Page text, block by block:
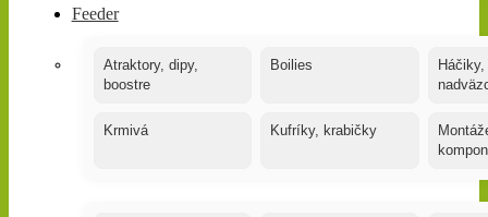
Feeder
Atraktory, dipy,
boostre
Boilies
Krmivá Kufríky, krabičky